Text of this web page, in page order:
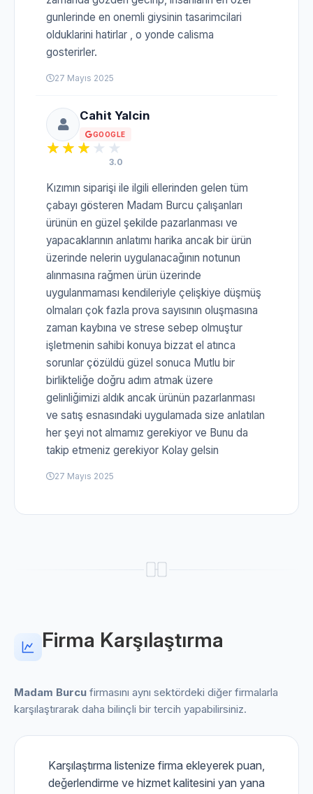
gunlerinde en onemli giysinin tasarimcilari
olduklarini hatirlar , o yonde calisma
gosterirler.
27 Mayıs 2025
Cahit Yalcin
GOOGLE
3.0
Kızımın siparişi ile ilgili ellerinden gelen tüm
çabayı gösteren Madam Burcu çalışanları
ürünün en güzel şekilde pazarlanması ve
yapacaklarının anlatımı harika ancak bir ürün
üzerinde nelerin uygulanacağının notunun
alınmasına rağmen ürün üzerinde
uygulanmaması kendileriyle çelişkiye düşmüş
olmaları çok fazla prova sayısının oluşmasına
zaman kaybına ve strese sebep olmuştur
işletmenin sahibi konuya bizzat el atınca
sorunlar çözüldü güzel sonuca Mutlu bir
birlikteliğe doğru adım atmak üzere
gelinliğimizi aldık ancak ürünün pazarlanması
ve satış esnasındaki uygulamada size anlatılan
her şeyi not almamız gerekiyor ve Bunu da
takip etmeniz gerekiyor Kolay gelsin
27 Mayıs 2025
Firma Karşılaştırma
Madam Burcu firmasını aynı sektördeki diğer firmalarla
karşılaştırarak daha bilinçli bir tercih yapabilirsiniz.
Karşılaştırma listenize firma ekleyerek puan,
değerlendirme ve hizmet kalitesini yan yana